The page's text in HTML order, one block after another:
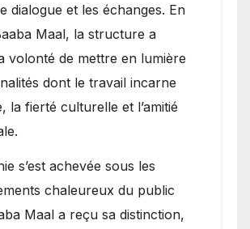
dialogue et les échanges. En
Maal, la structure a
volonté de mettre en lumière
dont le travail incarne
la fierté culturelle et l’amitié
s’est achevée sous les
chaleureux du public
Maal a reçu sa distinction,